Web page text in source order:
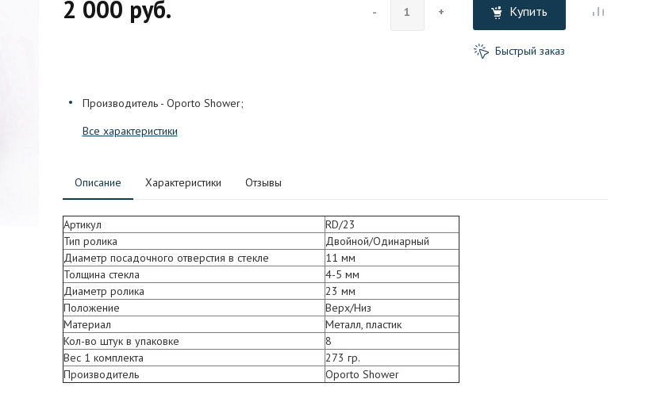
2 000 руб. - + Купить
Быстрый заказ
Производитель - Oporto Shower;
Все характеристики
Описание Характеристики Отзывы
Артикул
RD/23
Тип ролика
Двойной/Одинарный
Диаметр посадочного отверстия в стекле
11 мм
Толщина стекла
4-5 мм
Диаметр ролика
23 мм
Положение
Верх/Низ
Материал
Металл, пластик
Кол-во штук в упаковке
8
Вес 1 комплекта
273 гр.
Производитель
Oporto Shower